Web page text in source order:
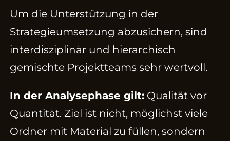
Um die Unterstützung in der
Strategieumsetzung abzusichern, sind
interdisziplinär und hierarchisch
gemischte Projektteams sehr wertvoll.
In der Analysephase gilt: Qualität vor
Quantität. Ziel ist nicht, möglichst viele
Ordner mit Material zu füllen, sondern